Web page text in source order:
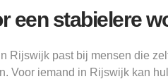
een stabielere
Rijswijk past bij mensen die
Voor iemand in Rijswijk kan